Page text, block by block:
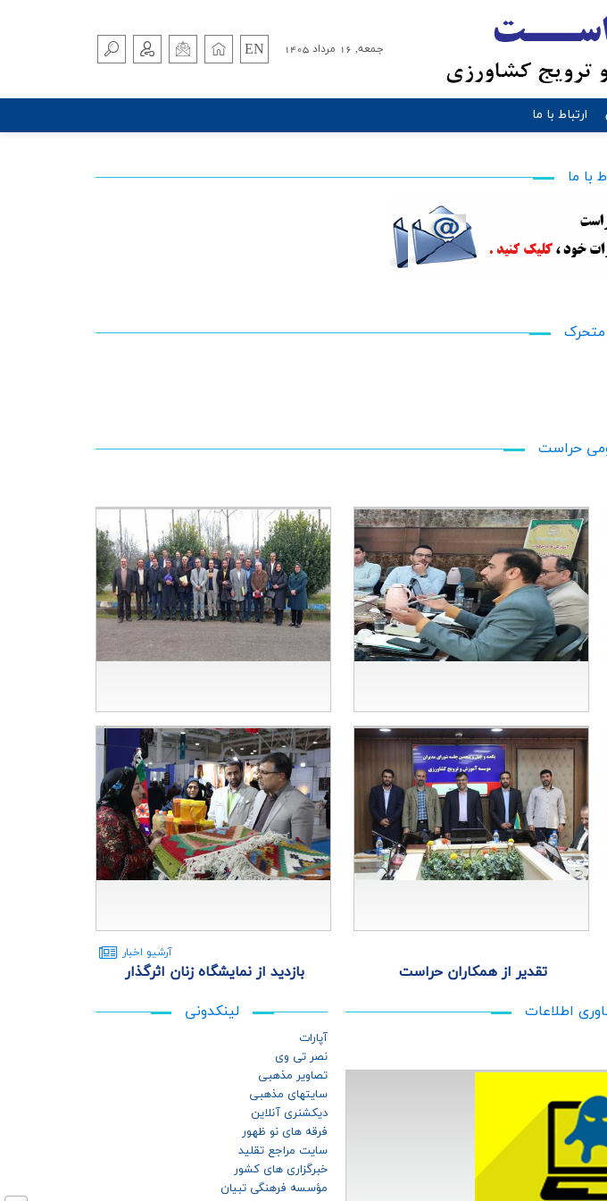
جمعه, 16 مرداد 1405 EN
ارتباط با ما
با ما
حراست
سخنرانی در كارگاه آموزشی رسانه های
ترویجی
گردهمایی معاونین آموزشی در گیلان
تقدیر از همكاران حراست بازدید از نمایشگاه زنان اثرگذار
آرشيو اخبار
اطلاعات لینکدونی
آپارات
نصر تی وی
تصاویر مذهبی
سایتهای مذهبی
دیکشنری آنلاین
فرقه های نو ظهور
سایت مراجع تقلید
خبرگزاری های کشور
مؤسسه فرهنگی تبیان